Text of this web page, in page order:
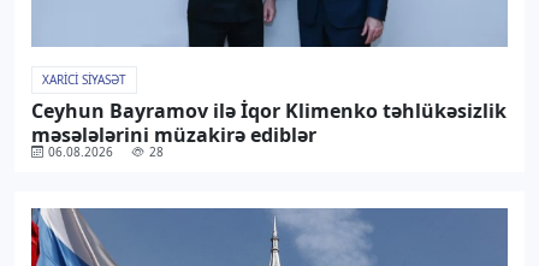
XARICI SIYASƏT
Ceyhun Bayramov ilə İqor Klimenko təhlükəsizlik
məsələlərini müzakirə ediblər
06.08.2026 28